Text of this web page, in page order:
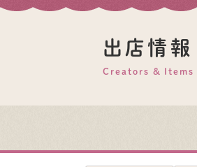
出店情報
Creators & Items